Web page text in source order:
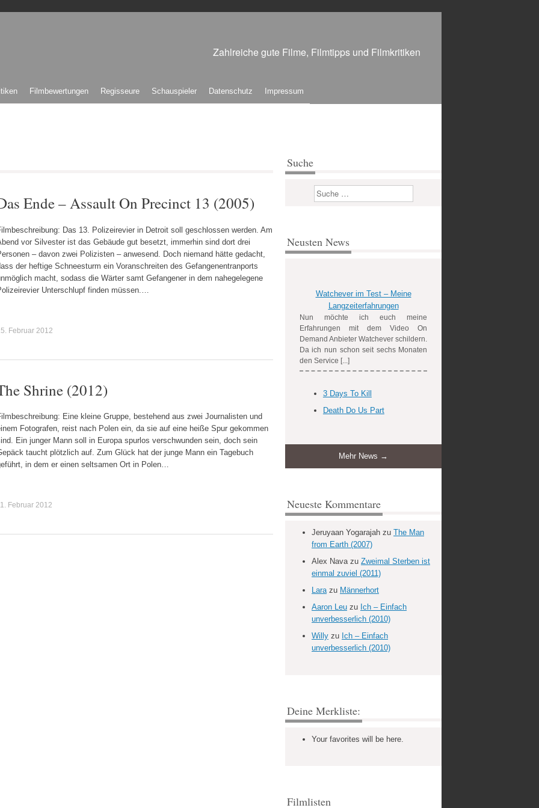
Zahlreiche gute Filme, Filmtipps und Filmkritiken
Filmbewertungen Regisseure Schauspieler Datenschutz Impressum
Ende – Assault On Precinct 13 (2005)
Das 13. Polizeirevier in Detroit soll geschlossen werden. Am
vor Silvester ist das Gebäude gut besetzt, immerhin sind dort drei
– davon zwei Polizisten – anwesend. Doch niemand hätte gedacht,
der heftige Schneesturm ein Voranschreiten des Gefangenentranports
macht, sodass die Wärter samt Gefangener in dem nahegelegene
Unterschlupf finden müssen.…
Februar 2012
Shrine (2012)
Eine kleine Gruppe, bestehend aus zwei Journalisten und
Fotografen, reist nach Polen ein, da sie auf eine heiße Spur gekommen
Ein junger Mann soll in Europa spurlos verschwunden sein, doch sein
taucht plötzlich auf. Zum Glück hat der junge Mann ein Tagebuch
in dem er einen seltsamen Ort in Polen…
Februar 2012
Suche
Suchen
Neusten News
Watchever im Test – Meine
Langzeiterfahrungen
Nun möchte ich euch meine
Erfahrungen mit dem Video On
Demand Anbieter Watchever schildern.
Da ich nun schon seit sechs Monaten
den Service [...]
3 Days To Kill
Death Do Us Part
Mehr News →
Neueste Kommentare
Jeruyaan Yogarajah zu The Man
from Earth (2007)
Alex Navazu Zweimal Sterben ist
einmal zuviel (2011)
Larazu Männerhort
Aaron Leu zu Ich – Einfach
unverbesserlich (2010)
Willy zu Ich – Einfach
unverbesserlich (2010)
Deine Merkliste:
Your favorites will be here.
Filmlisten